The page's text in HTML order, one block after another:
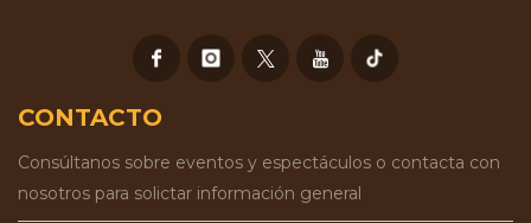
CONTACTO
Consúltanos sobre eventos y espectáculos o contacta con
nosotros para solictar información general